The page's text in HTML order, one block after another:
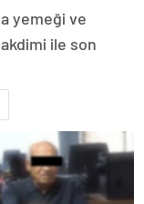
yemeği ve
ile son